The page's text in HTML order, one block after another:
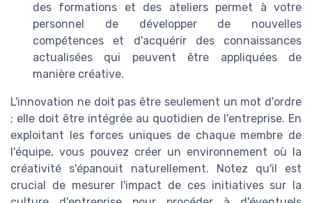
des formations et des ateliers permet à votre
personnel de développer de nouvelles
compétences et d'acquérir des connaissances
actualisées qui peuvent être appliquées de
manière créative.
L'innovation ne doit pas être seulement un mot d'ordre
; elle doit être intégrée au quotidien de l'entreprise. En
exploitant les forces uniques de chaque membre de
l'équipe, vous pouvez créer un environnement où la
créativité s'épanouit naturellement. Notez qu'il est
crucial de mesurer l'impact de ces initiatives sur la